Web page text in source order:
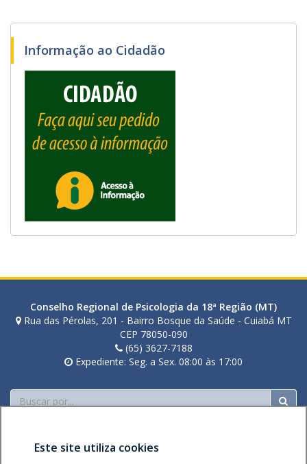
Informação ao Cidadão
Conselho Regional de Psicologia da 18ª Região (MT)
Rua das Pérolas, 201 - Bairro Bosque da Saúde - Cuiabá MT
CEP 78050-090
(65) 3627-7188
Expediente: Seg. a Sex. 08:00 às 17:00
Buscar
Este site utiliza cookies